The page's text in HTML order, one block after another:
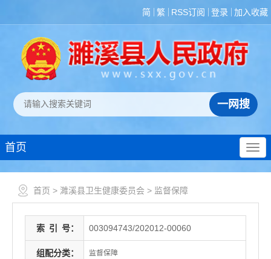
简 繁 RSS订阅 登录 加入收藏
首页
首页 > 濉溪县卫生健康委员会 > 监督保障
索 引 号： 003094743/202012-00060
组配分类： 监督保障